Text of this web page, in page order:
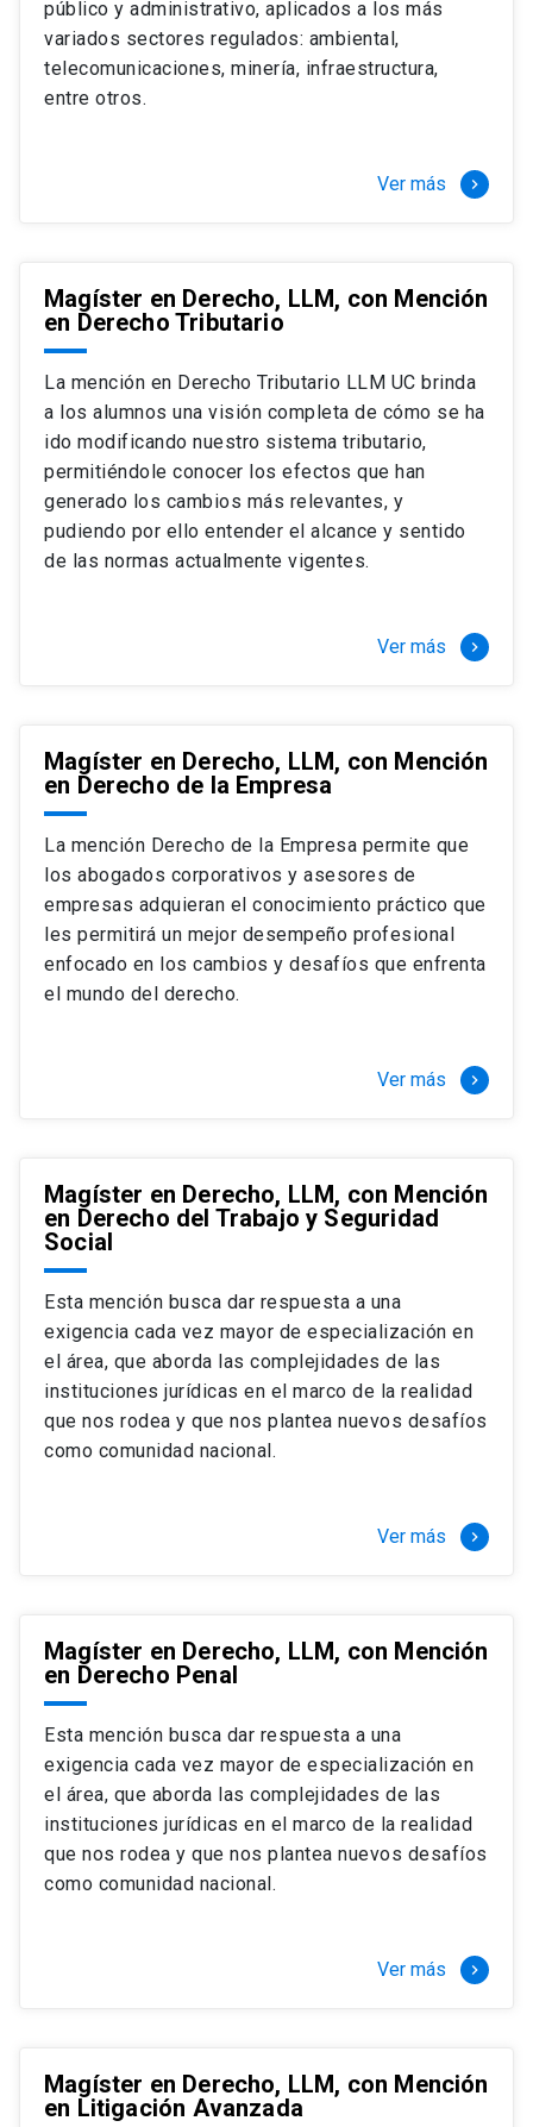
Si optas por la modalidad Full Time:
El LLM UC Full Time es una versión del programa
destinado principalmente a extranjeros, que permite
necesidades y expectativas profesionales, eligiendo
completamente al programa o compatibilizarás un
estudio intenso y exigente, con una muy baja carga
laboral, de marzo a noviembre, para dedicarte
completamente a la actividad de graduación de
diciembre a marzo.
2 cursos mínimos (10 créditos) Primer
semestre
+ 5 cursos a elección (50 créditos) Primer
semestre
+ 4 cursos a elección (40 créditos)
tres meses a tiempo completo (20
Juan Ignacio Piña Rochefort
Director Magíster en Derecho, LLM UC
público y administrativo, aplicados a los más
variados sectores regulados: ambiental,
telecomunicaciones, minería, infraestructura,
entre otros.
Ver más keyboard_arrow_right
Magíster en Derecho, LLM, con Mención
en Derecho Tributario
La mención en Derecho Tributario LLM UC brinda
a los alumnos una visión completa de cómo se ha
ido modificando nuestro sistema tributario,
permitiéndole conocer los efectos que han
generado los cambios más relevantes, y
pudiendo por ello entender el alcance y sentido
de las normas actualmente vigentes.
Ver más keyboard_arrow_right
Magíster en Derecho, LLM, con Mención
en Derecho de la Empresa
La mención Derecho de la Empresa permite que
los abogados corporativos y asesores de
empresas adquieran el conocimiento práctico que
les permitirá un mejor desempeño profesional
enfocado en los cambios y desafíos que enfrenta
el mundo del derecho.
Ver más keyboard_arrow_right
Magíster en Derecho, LLM, con Mención
en Derecho del Trabajo y Seguridad
Social
Esta mención busca dar respuesta a una
exigencia cada vez mayor de especialización en
el área, que aborda las complejidades de las
instituciones jurídicas en el marco de la realidad
que nos rodea y que nos plantea nuevos desafíos
como comunidad nacional.
Ver más keyboard_arrow_right
Magíster en Derecho, LLM, con Mención
en Derecho Penal
Esta mención busca dar respuesta a una
exigencia cada vez mayor de especialización en
el área, que aborda las complejidades de las
instituciones jurídicas en el marco de la realidad
que nos rodea y que nos plantea nuevos desafíos
como comunidad nacional.
Ver más keyboard_arrow_right
Magíster en Derecho, LLM, con Mención
en Litigación Avanzada